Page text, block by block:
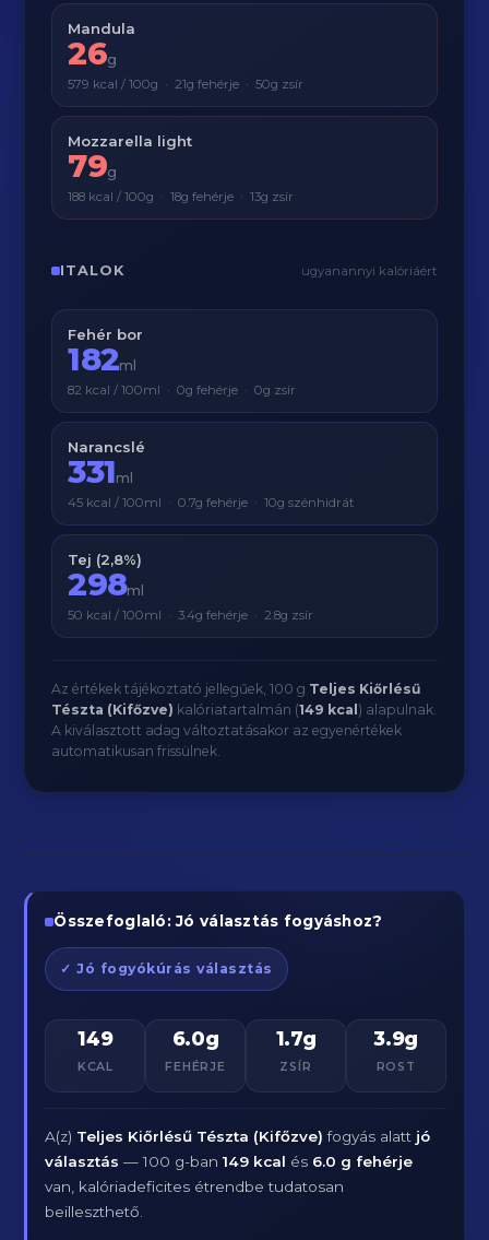
Mandula
26g
579 kcal / 100g · 21g fehérje · 50g zsír
Mozzarella light
79g
188 kcal / 100g · 18g fehérje · 13g zsír
ITALOK ugyanannyi kalóriáért
Fehér bor
182ml
82 kcal / 100ml · 0g fehérje · 0g zsír
Narancslé
331ml
45 kcal / 100ml · 0.7g fehérje · 10g szénhidrát
Tej (2,8%)
298ml
50 kcal / 100ml · 3.4g fehérje · 2.8g zsír
Az értékek tájékoztató jellegűek, 100 g Teljes Kiőrlésű
Tészta (Kifőzve) kalóriatartalmán (149 kcal ) alapulnak.
A kiválasztott adag változtatásakor az egyenértékek
automatikusan frissülnek.
Összefoglaló: Jó választás fogyáshoz?
✓ Jó fogyókúrás választás
149
KCAL
6.0g
FEHÉRJE
1.7g
ZSÍR
3.9g
ROST
A(z) Teljes Kiőrlésű Tészta (Kifőzve) fogyás alatt jó
választás — 100 g-ban149 kcal és 6.0 g fehérje
van, kalóriadeficites étrendbe tudatosan
beilleszthető.